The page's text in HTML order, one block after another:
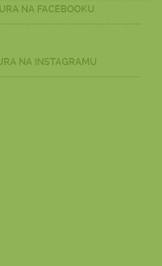
NA FACEBOOKU
NA INSTAGRAMU